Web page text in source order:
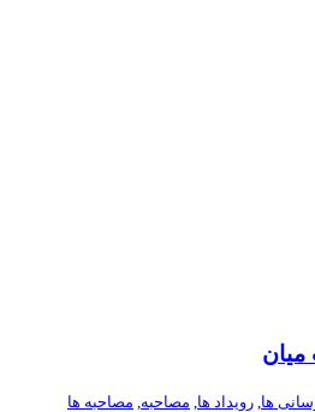
ها رویداد ها مصاحبه مصاحبه ها